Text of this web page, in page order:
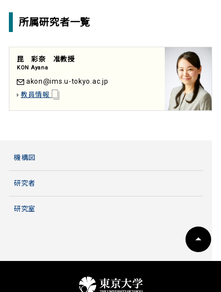
所属研究者一覧
昆 彩奈 准教授
KON Ayana
akon
ims.u-tokyo.ac.jp
教員情報
機構図
研究者
研究室